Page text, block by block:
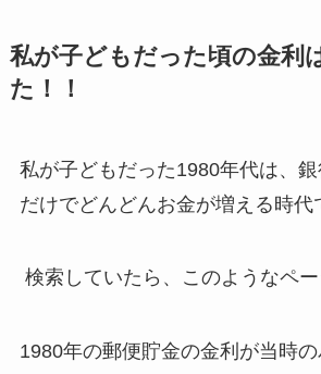
私が子どもだった頃の金利
た！！
私が子どもだった1980年代は、
だけでどんどんお金が増える時代
検索していたら、このようなペー
1980年の郵便貯金の金利が当時